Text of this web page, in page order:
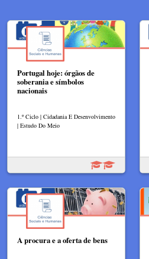
Portugal hoje: órgãos de
soberania e símbolos
nacionais
1.º Ciclo | Cidadania E Desenvolvimento
| Estudo Do Meio
A procura e a oferta de bens